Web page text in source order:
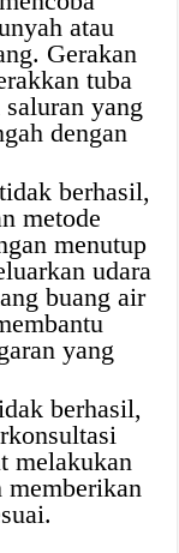
atau
Gerakan
tuba
yang
dengan
berhasil,
metode
menutup
udara
buang air
yang
berhasil,
melakukan
memberikan